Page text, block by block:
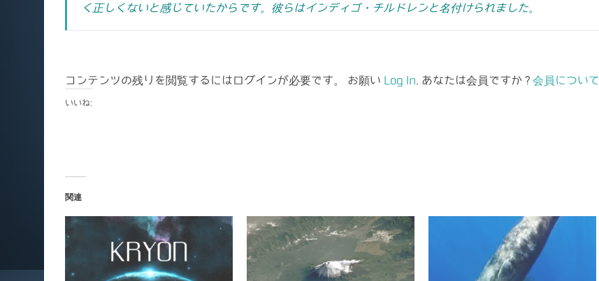
く正しくないと感じていたからです。彼らはインディゴ・チルドレンと名付けられました。
コンテンツの残りを閲覧するにはログインが必要です。 お願い Log In . あなたは会員ですか ? 会員について
いいね:
関連